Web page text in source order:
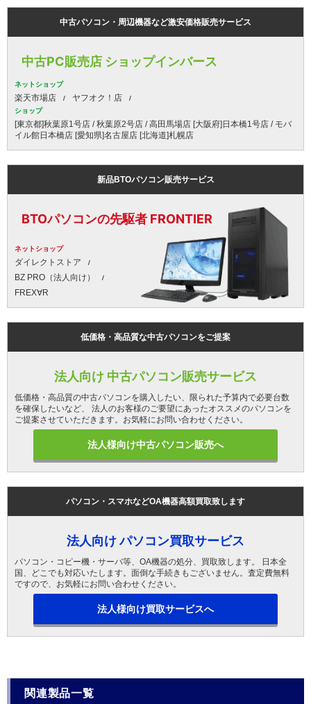
中古パソコン・周辺機器など激安価格販売サービス
中古PC販売店 ショップインバース
ネットショップ
楽天市場店 ヤフオク！店
ショップ
[東京都]秋葉原1号店 / 秋葉原2号店 / 高田馬場店 [大阪府]日本橋1号店 / モバ
イル館日本橋店 [愛知県]名古屋店 [北海道]札幌店
新品BTOパソコン販売サービス
BTOパソコンの先駆者 FRONTIER
ネットショップ
ダイレクトストア
BZ PRO（法人向け）
FREX∀R
低価格・高品質な中古パソコンをご提案
法人向け 中古パソコン販売サービス
低価格・高品質の中古パソコンを購入したい、限られた予算内で必要台数
を確保したいなど、 法人のお客様のご要望にあったオススメのパソコンを
ご提案させていただきます。お気軽にお問い合わせください。
法人様向け中古パソコン販売へ
パソコン・スマホなどOA機器高額買取致します
法人向け パソコン買取サービス
パソコン・コピー機・サーバ等、OA機器の処分、買取致します。 日本全
国、どこでも対応いたします。面倒な手続きもございません。査定費無料
ですので、お気軽にお問い合わせください。
法人様向け買取サービスへ
関連製品一覧